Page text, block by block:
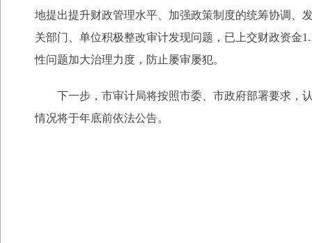
地提出提升财政管理水平、加强政策制度的统筹协调、
关部门、单位积极整改审计发现问题，已上交财政资金
性问题加大治理力度，防止屡审屡犯。
下一步，市审计局将按照市委、市政府部署要求，
情况将于年底前依法公告。